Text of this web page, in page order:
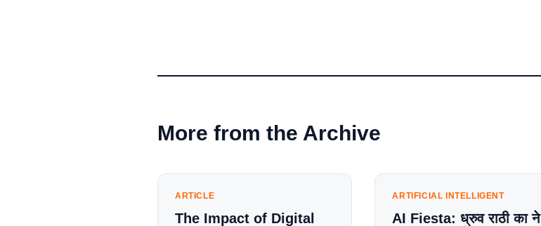
More from the Archive
ARTICLE
The Impact of Digital
ARTIFICIAL INTELLIGENT
AI Fiesta: ध्रुव राठी का ने